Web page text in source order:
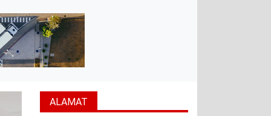
ALAMAT